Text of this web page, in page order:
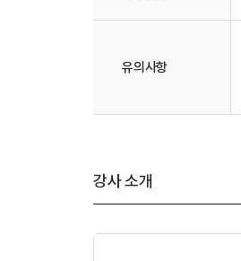
유의사항
강사 소개